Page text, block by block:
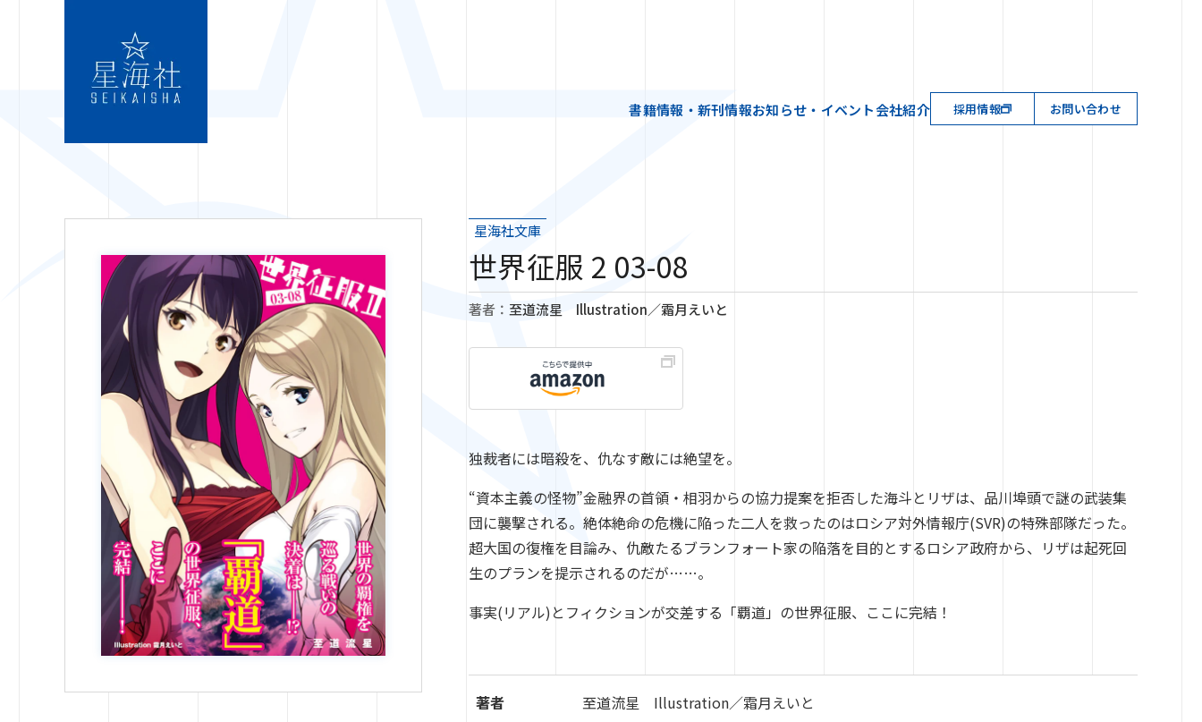
書籍情報・新刊情報お知らせ・イベント会社紹介 採用情報 お問い合わせ
星海社文庫
世界征服 2 03-08
著者： 至道流星 Illustration／霜月えいと
独裁者には暗殺を、仇なす敵には絶望を。
“資本主義の怪物”金融界の首領・相羽からの協力提案を拒否した海斗とリザは、品川埠頭で謎の武装集
団に襲撃される。絶体絶命の危機に陥った二人を救ったのはロシア対外情報庁(SVR)の特殊部隊だった。
超大国の復権を目論み、仇敵たるブランフォート家の陥落を目的とするロシア政府から、リザは起死回
生のプランを提示されるのだが……。
事実(リアル)とフィクションが交差する「覇道」の世界征服、ここに完結！
著者 至道流星 Illustration／霜月えいと